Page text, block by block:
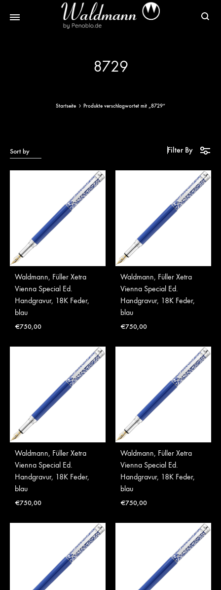
Sterlingsilber
8729
Startseite Produkte verschlagwortet mit „8729“
Sort by Filter By
Waldmann, Füller Xetra
Vienna Special Ed.
Handgravur, 18K Feder,
blau
€750,00
Waldmann, Füller Xetra
Vienna Special Ed.
Handgravur, 18K Feder,
blau
€750,00
Waldmann, Füller Xetra
Vienna Special Ed.
Handgravur, 18K Feder,
blau
€750,00
Waldmann, Füller Xetra
Vienna Special Ed.
Handgravur, 18K Feder,
blau
€750,00